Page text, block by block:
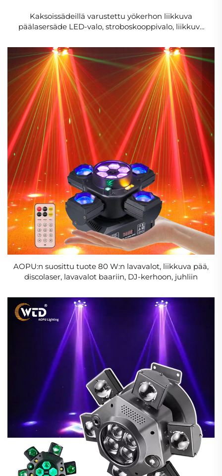
Kaksoissädeillä varustettu yökerhon liikkuva
päälasersäde LED-valo, stroboskooppivalo, liikkuva
AOPU:n suosittu tuote 80 W:n lavavalot, liikkuva pää,
discolaser, lavavalot baariin, DJ-kerhoon, juhliin